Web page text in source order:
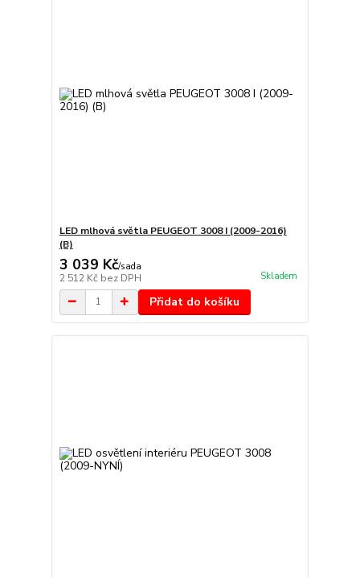
LED mlhová světla PEUGEOT 3008 I (2009-2016)
(B)
3 039 Kč/sada
2 512 Kč bez DPH Skladem
Přidat do košíku